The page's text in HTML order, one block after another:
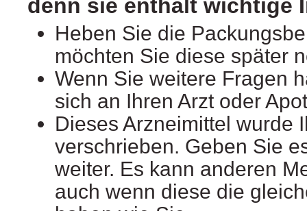
denn sie enthält wichtige
Heben Sie die
möchten Sie diese später
Wenn Sie weitere Fragen
sich an Ihren Arzt oder
Dieses Arzneimittel wurde
verschrieben. Geben Sie
weiter. Es kann anderen
auch wenn diese die